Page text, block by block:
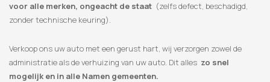
voor alle merken, ongeacht de staat (zelfs defect, beschadigd,
zonder technische keuring).
Verkoop ons uw auto met een gerust hart, wij verzorgen zowel de
administratie als de verhuizing van uw auto. Dit alles zo snel
mogelijk en in alle Namen gemeenten.